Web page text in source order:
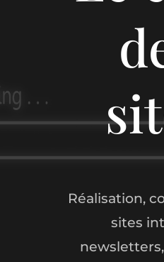
Réalisation,
sites